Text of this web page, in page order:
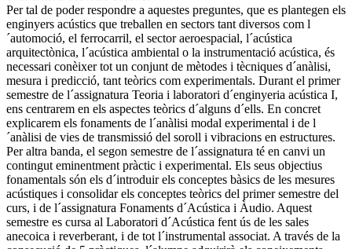
Per tal de poder respondre a aquestes preguntes, que es plantegen els
enginyers acústics que treballen en sectors tant diversos com l
´automoció, el ferrocarril, el sector aeroespacial, l´acústica
arquitectònica, l´acústica ambiental o la instrumentació acústica, és
necessari conèixer tot un conjunt de mètodes i tècniques d´anàlisi,
mesura i predicció, tant teòrics com experimentals. Durant el primer
semestre de l´assignatura Teoria i laboratori d´enginyeria acústica I,
ens centrarem en els aspectes teòrics d´alguns d´ells. En concret
explicarem els fonaments de l´anàlisi modal experimental i de l
´anàlisi de vies de transmissió del soroll i vibracions en estructures.
Per altra banda, el segon semestre de l´assignatura té en canvi un
contingut eminentment pràctic i experimental. Els seus objectius
fonamentals són els d´introduir els conceptes bàsics de les mesures
acústiques i consolidar els conceptes teòrics del primer semestre del
curs, i de l´assignatura Fonaments d´Acústica i Àudio. Aquest
semestre es cursa al Laboratori d´Acústica fent ús de les sales
anecoica i reverberant, i de tot l´instrumental associat. A través de la